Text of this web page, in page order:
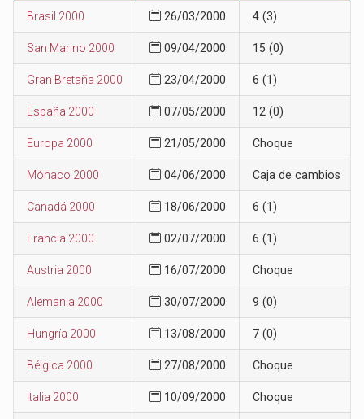
Brasil 2000 26/03/2000 4 (3)
San Marino 2000 09/04/2000 15 (0)
Gran Bretaña 2000 23/04/2000 6 (1)
España 2000 07/05/2000 12 (0)
Europa 2000 21/05/2000 Choque
Mónaco 2000 04/06/2000 Caja de cambios
Canadá 2000 18/06/2000 6 (1)
Francia 2000 02/07/2000 6 (1)
Austria 2000 16/07/2000 Choque
Alemania 2000 30/07/2000 9 (0)
Hungría 2000 13/08/2000 7 (0)
Bélgica 2000 27/08/2000 Choque
Italia 2000 10/09/2000 Choque